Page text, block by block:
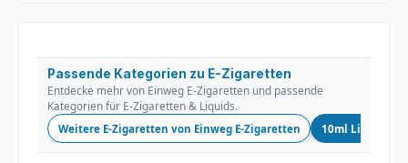
Passende Kategorien zu E-Zigaretten
Entdecke mehr von Einweg E-Zigaretten und passende
Kategorien für E-Zigaretten & Liquids.
Weitere E-Zigaretten von Einweg E-Zigaretten 10ml Liquids